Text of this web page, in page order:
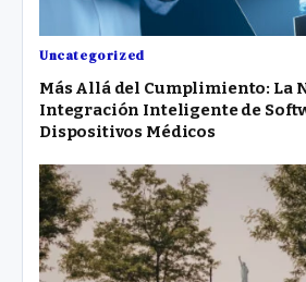
Uncategorized
Más Allá del Cumplimiento: La
Integración Inteligente de
Dispositivos Médicos